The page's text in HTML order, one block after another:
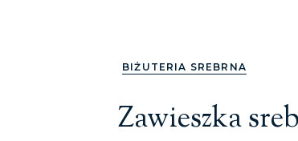
BIŻUTERIA SREBRNA
Zawieszka